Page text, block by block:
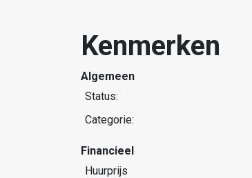
Kenmerken
Algemeen
Status:
Categorie:
Financieel
Huurprijs